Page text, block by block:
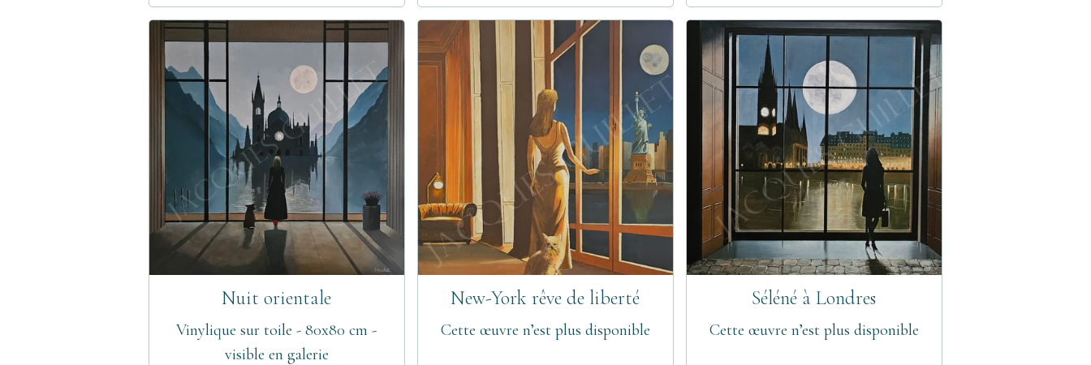
Nuit orientale
Vinylique sur toile - 80x80 cm -
visible en galerie
New-York rêve de liberté
Cette œuvre n’est plus disponible
Séléné à Londres
Cette œuvre n’est plus disponible